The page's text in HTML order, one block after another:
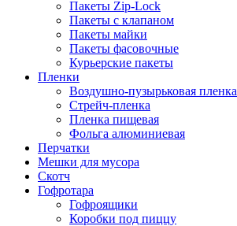
Пакеты Zip-Lock
Пакеты с клапаном
Пакеты майки
Пакеты фасовочные
Курьерские пакеты
Пленки
Воздушно-пузырьковая пленка
Стрейч-пленка
Пленка пищевая
Фольга алюминиевая
Перчатки
Мешки для мусора
Скотч
Гофротара
Гофроящики
Коробки под пиццу